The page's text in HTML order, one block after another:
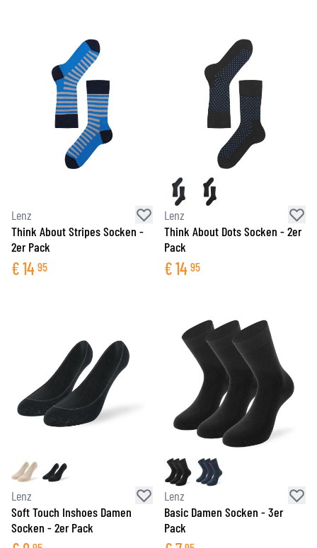
Lenz
Think About Stripes Socken -
2er Pack
€14 95
Lenz
Think About Dots Socken - 2er
Pack
€14 95
Lenz
Soft Touch Inshoes Damen
Socken - 2er Pack
Lenz
Basic Damen Socken - 3er
Pack